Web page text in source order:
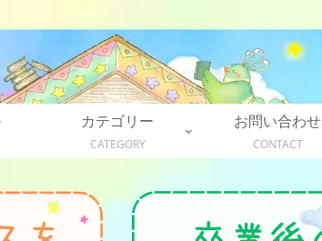
カテゴリー
CATEGORY
お問い合わせ
CONTACT